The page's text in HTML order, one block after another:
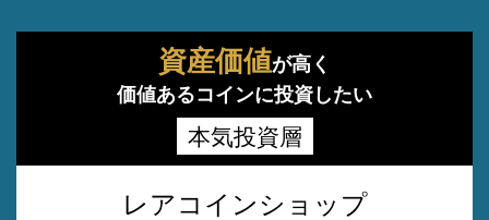
資産価値が高く
価値あるコインに投資したい
本気投資層
レアコインショップ